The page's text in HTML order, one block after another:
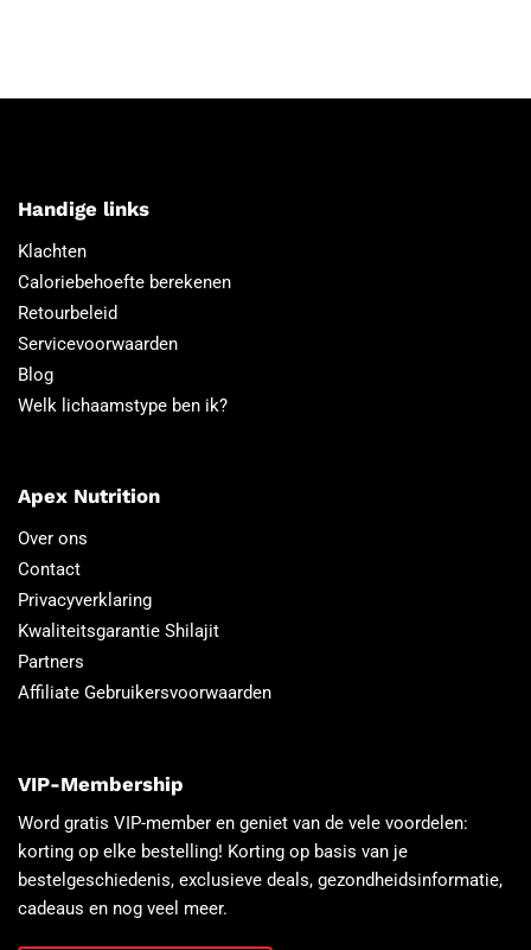
Handige links
Klachten
Caloriebehoefte berekenen
Retourbeleid
Servicevoorwaarden
Blog
Welk lichaamstype ben ik?
Apex Nutrition
Over ons
Contact
Privacyverklaring
Kwaliteitsgarantie Shilajit
Partners
Affiliate Gebruikersvoorwaarden
VIP-Membership
Word gratis VIP-member en geniet van de vele voordelen:
korting op elke bestelling! Korting op basis van je
bestelgeschiedenis, exclusieve deals, gezondheidsinformatie,
cadeaus en nog veel meer.